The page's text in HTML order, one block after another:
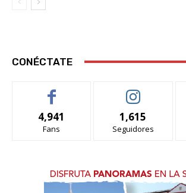
CONÉCTATE
4,941
Fans
1,615
Seguidores